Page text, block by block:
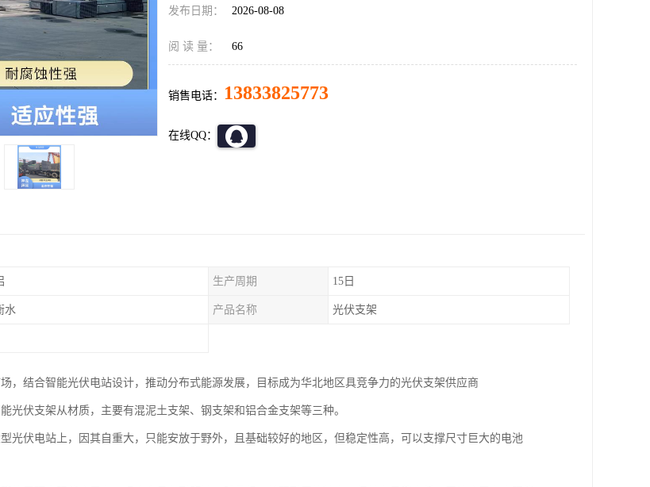
发布日期： 2026-08-08
阅 读 量： 66
销售电话： 13833825773
在线QQ：
生产周期 15日
水 产品名称 光伏支架
，结合智能光伏电站设计，推动分布式能源发展，目标成为华北地区具竞争力的光伏支架供应商
光伏支架从材质，主要有混泥土支架、钢支架和铝合金支架等三种。
光伏电站上，因其自重大，只能安放于野外，且基础较好的地区，但稳定性高，可以支撑尺寸巨大的电池